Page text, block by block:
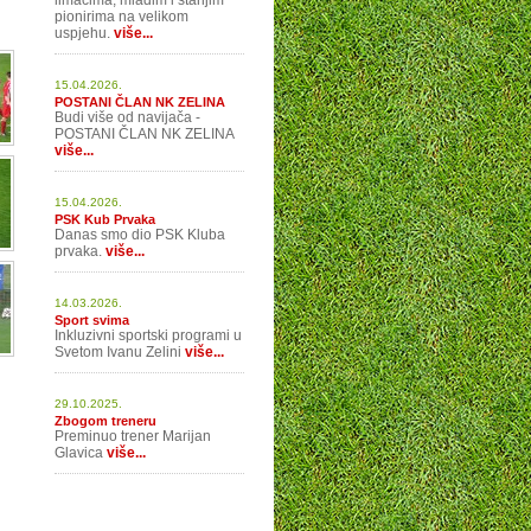
pionirima na velikom
uspjehu. više...
15.04.2026.
POSTANI ČLAN NK ZELINA
Budi više od navijača -
POSTANI ČLAN NK ZELINA
više...
15.04.2026.
PSK Kub Prvaka
Danas smo dio PSK Kluba
prvaka. više...
14.03.2026.
Sport svima
Inkluzivni sportski programi u
Svetom Ivanu Zelini više...
29.10.2025.
Zbogom treneru
Preminuo trener Marijan
Glavica više...